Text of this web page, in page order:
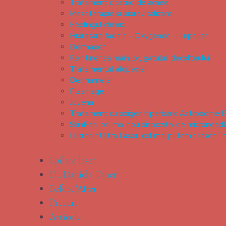
Tratament cicatrici de acnee
Mezoterapie si biorevitalizare
Peelingul chimic
Hidratare faciala – Oxygeneo – Tripollar
Dermapen
Reintineriea mainilor, gatului, decolteului
Tratamentul alopeciei
Dermamelan
Plasmage
Jovena
Tratament cu oxigen hiperbaric Astrodome
SkinPen, cel mai nou dispozitiv de
Lutronic Ultra Laser, cel mai puternic laser
Epilare laser
Dr. Daniela Taher
Before/After
Preturi
Articole